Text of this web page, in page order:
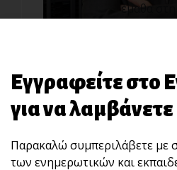
έμαθα
Εγγραφείτε στο
για να
Παρακαλώ συμπεριλάβετε με
των ενημερωτικών και